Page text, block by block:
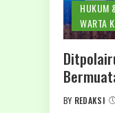
HUKUM
WARTA
POSTED
BY REDAKSI